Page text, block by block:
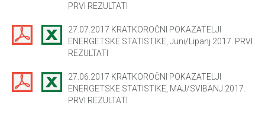
PRVI REZULTATI
27.07.2017 KRATKOROČNI POKAZATELJI
ENERGETSKE STATISTIKE, Juni/Lipanj 2017. PRVI
REZULTATI
27.06.2017 KRATKOROČNI POKAZATELJI
ENERGETSKE STATISTIKE, MAJ/SVIBANJ 2017.
PRVI REZULTATI